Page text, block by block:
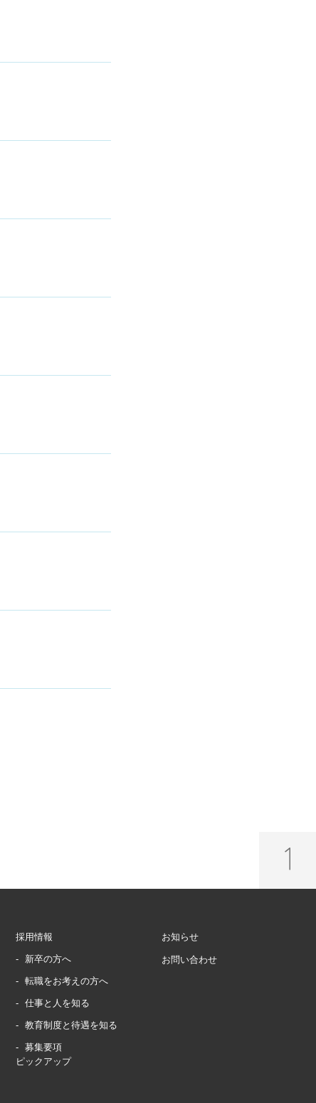
採用情報
新卒の方へ
転職をお考えの方へ
仕事と人を知る
教育制度と待遇を知る
募集要項
ピックアップ
お知らせ
お問い合わせ